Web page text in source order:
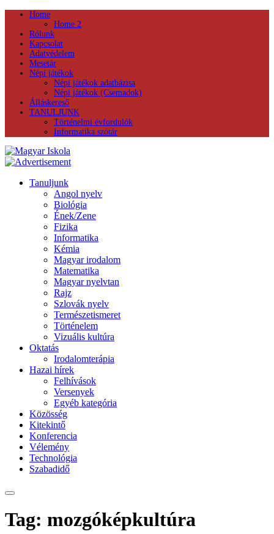
Home
Home 2
Rólunk
Kapcsolat
Adatvédelem
Mesetár
Népi játékok
Népi játékok adatbázisa
Népi játékok (Csemadok)
Álláskereső
TANULJUNK
Történelmi évfordulók
Informatika szótár
Tanuljunk
Angol nyelv
Biológia
Ének/Zene
Fizika
Informatika
Kémia
Magyar irodalom
Matematika
Magyar nyelvtan
Rajz
Szlovák nyelv
Természetismeret
Történelem
Vizuális kultúra
Oktatás
Irodalomterápia
Hazai hírek
Felhívások
Versenyek
Egyéb kategória
Közösség
Kitekintő
Konferencia
Vélemény
Technológia
Szabadidő
Tag: mozgóképkultúra